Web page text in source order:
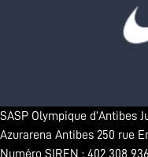
SASP Olympique d’Antibes
Azurarena Antibes 250 rue
Numéro SIREN : 402 308 936